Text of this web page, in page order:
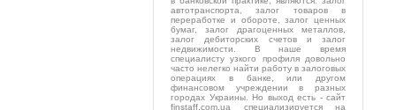
автотранспорта, залог товаров в
переработке и обороте, залог ценных
бумаг, залог драгоценных металлов,
залог дебиторских счетов и залог
недвижимости. В наше время
специалисту узкого профиля довольно
часто нелегко найти работу в залоговых
операциях в банке, или другом
финансовом учреждении в разных
городах Украины. Но выход есть - сайт
finstaff.com.ua специализируется на